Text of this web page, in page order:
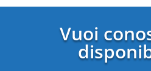
Vuoi